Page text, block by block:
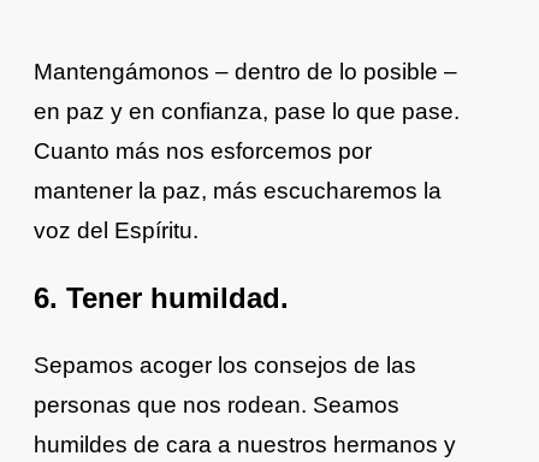
Mantengámonos – dentro de lo posible –
en paz y en confianza, pase lo que pase.
Cuanto más nos esforcemos por
mantener la paz, más escucharemos la
voz del Espíritu.
6. Tener humildad.
Sepamos acoger los consejos de las
personas que nos rodean. Seamos
humildes de cara a nuestros hermanos y